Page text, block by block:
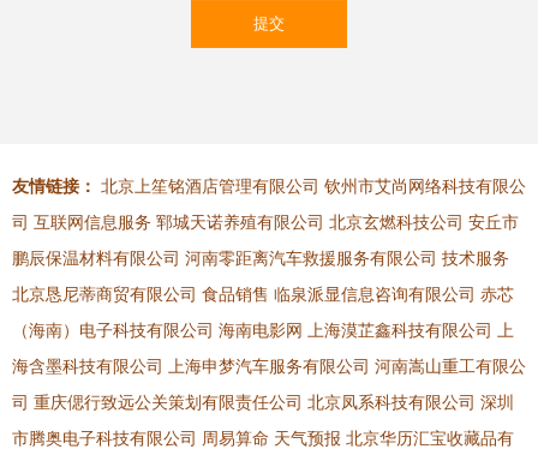
友情链接： 北京上笙铭酒店管理有限公司 钦州市艾尚网络科技有限公
司 互联网信息服务 郓城天诺养殖有限公司 北京玄燃科技公司 安丘市
鹏辰保温材料有限公司 河南零距离汽车救援服务有限公司 技术服务
北京恳尼蒂商贸有限公司 食品销售 临泉派显信息咨询有限公司 赤芯
（海南）电子科技有限公司 海南电影网 上海漠芷鑫科技有限公司
上
海含墨科技有限公司
上海申梦汽车服务有限公司 河南嵩山重工有限公
司 重庆偲行致远公关策划有限责任公司 北京凤系科技有限公司 深圳
市腾奥电子科技有限公司 周易算命 天气预报 北京华历汇宝收藏品有